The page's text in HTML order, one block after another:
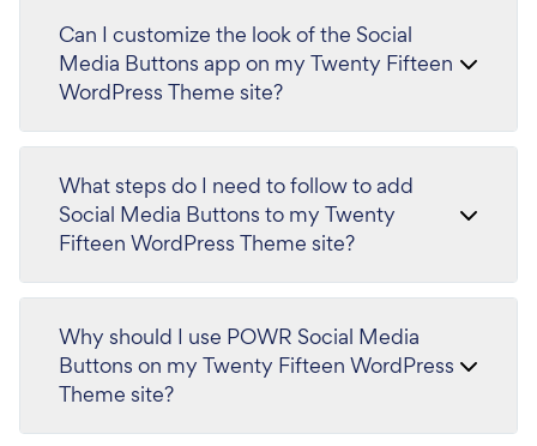
Can I customize the look of the Social
Media Buttons app on my Twenty Fifteen
WordPress Theme site?
What steps do I need to follow to add
Social Media Buttons to my Twenty
Fifteen WordPress Theme site?
Why should I use POWR Social Media
Buttons on my Twenty Fifteen WordPress
Theme site?